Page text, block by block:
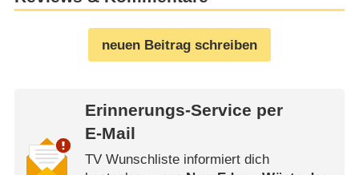
neuen Beitrag schreiben
Erinnerungs-Service per
E-Mail
TV Wunschliste informiert dich